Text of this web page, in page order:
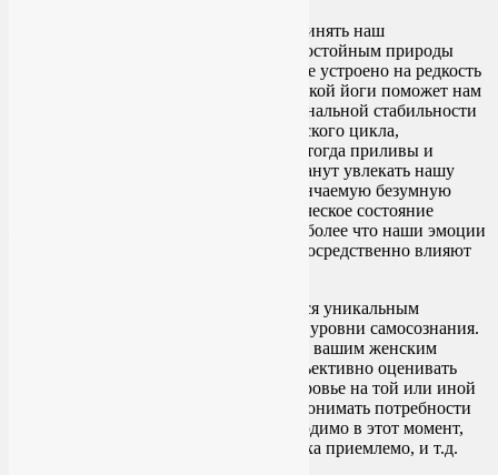
Прежде всего, мы должны понять и принять наш
ежемесячный женский цикл, со всем достойным природы
уважением, ведь все в нашем организме устроено на редкость
мудро и целесообразно. Практика женской йоги поможет нам
это сделать, а заодно – достичь эмоциональной стабильности
вне зависимости от текущей фазы женского цикла,
сбалансировать гормональный фон. И тогда приливы и
отливы в эндокринной системе перестанут увлекать нашу
психику, эмоции и настроение в нескончаемую безумную
гонку по американским горкам. Физическое состояние
женская йога тоже стабилизирует, тем более что наши эмоции
и мысли, в том числе в свой адрес, непосредственно влияют
Асаны в составе женской йоги являются уникальным
средством подняться на более высокие уровни самосознания.
Когда вы практикуете в соответствии с вашим женским
циклом, то постепенно привыкаете объективно оценивать
свое эмоциональное и физическое здоровье на той или иной
фазе ежемесячного цикла. Начинаете понимать потребности
своего тела – какое питание ему необходимо в этот момент,
какое соотношение активности и отдыха приемлемо, и т.д.